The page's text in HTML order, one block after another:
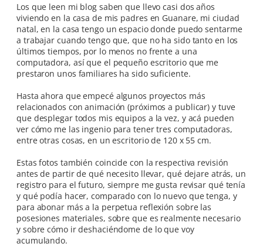
Los que leen mi blog saben que llevo casi dos años
viviendo en la casa de mis padres en Guanare, mi ciudad
natal, en la casa tengo un espacio donde puedo sentarme
a trabajar cuando tengo que, que no ha sido tanto en los
últimos tiempos, por lo menos no frente a una
computadora, así que el pequeño escritorio que me
prestaron unos familiares ha sido suficiente.
Hasta ahora que empecé algunos proyectos más
relacionados con animación (próximos a publicar) y tuve
que desplegar todos mis equipos a la vez, y acá pueden
ver cómo me las ingenio para tener tres computadoras,
entre otras cosas, en un escritorio de 120 x 55 cm.
Estas fotos también coincide con la respectiva revisión
antes de partir de qué necesito llevar, qué dejare atrás, un
registro para el futuro, siempre me gusta revisar qué tenía
y qué podía hacer, comparado con lo nuevo que tenga, y
para abonar más a la perpetua reflexión sobre las
posesiones materiales, sobre que es realmente necesario
y sobre cómo ir deshaciéndome de lo que voy
acumulando.